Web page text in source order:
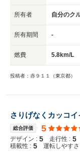
シュボードの探し方を
模様。 ・ゴムブッシュ
化する（２万キロ位で
し悲惨な車内環境を作
によってはベタベタにな
た事は無い。 ・社外ナ
ピラー外側の風切モール
ジン本体のトラブルは少
・タイミングベルトを採
トクルーズは便利だけど
な事にV70よりも外か
オーバーフェンダーが
２０２３年３月現在な
まだ多少あるので工夫できる人に
きるし 荷物が崩れる位
ろん確保されているし、
オプションでもルーフラ
配線類なんかも設定が
時のフラグシップだし、
全くお金がかからない訳
所有者 自分のク
所有期間 -
燃費 5.8km/L
投稿者：赤９１１（東京都）
さりげなくカッコイ
総合評価 5
デザイン : 5 走行性 : 5
積載性 : 5 運転しやす